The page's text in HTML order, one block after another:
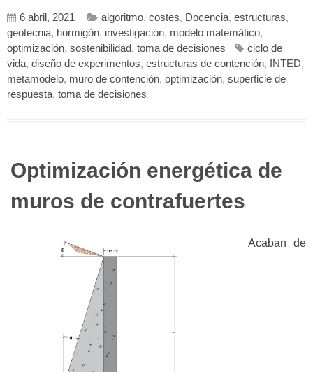
6 abril, 2021 algoritmo, costes, Docencia, estructuras,
geotecnia, hormigón, investigación, modelo matemático,
optimización, sostenibilidad, toma de decisiones
ciclo de
vida, diseño de experimentos, estructuras de contención, INTED,
metamodelo, muro de contención, optimización, superficie de
respuesta, toma de decisiones
Optimización energética de
muros de contrafuertes
Acaban de